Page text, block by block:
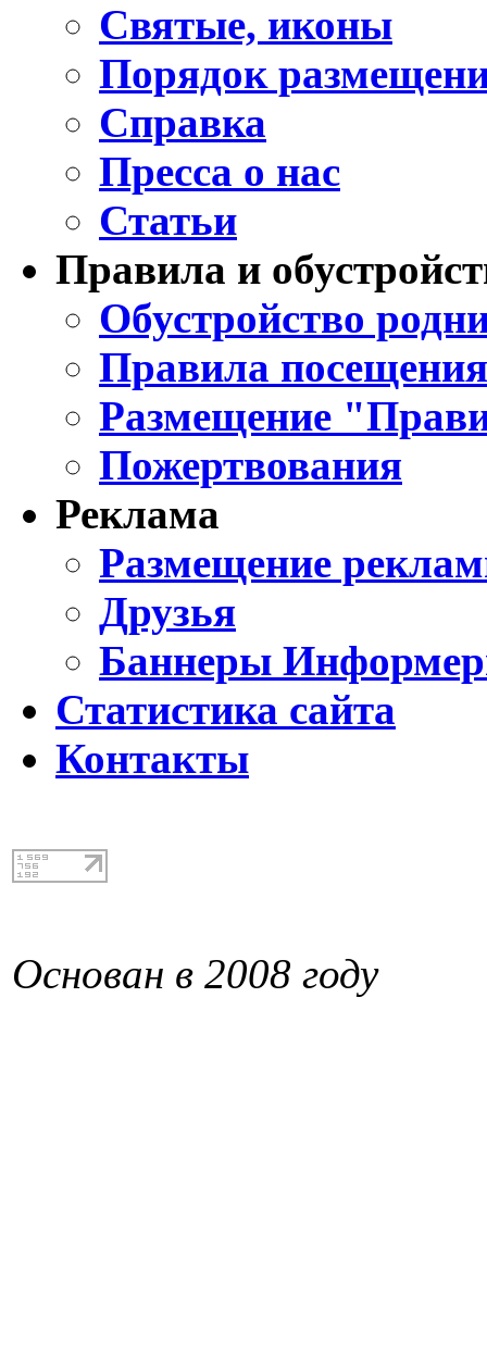
Святые, иконы
Порядок
Справка
Пресса о нас
Статьи
Правила и
Обустройство
Правила
Размещение
Пожертвования
Реклама
Размещение
Друзья
Баннеры
Статистика сайта
Контакты
Основан в 2008 году